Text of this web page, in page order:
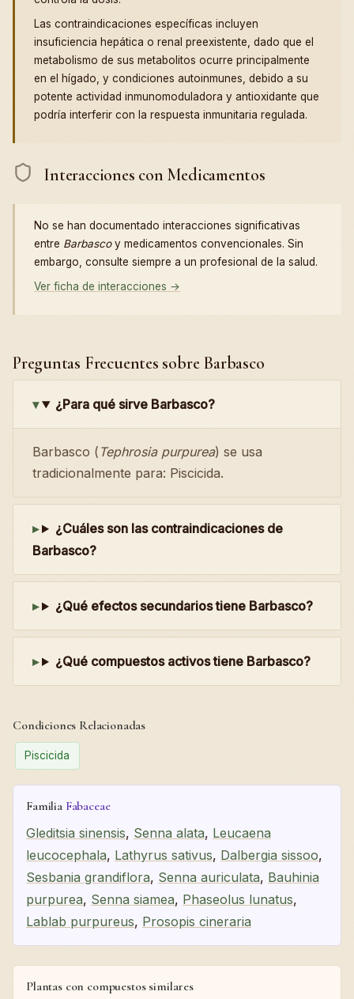
Las contraindicaciones específicas incluyen
insuficiencia hepática o renal preexistente, dado que el
metabolismo de sus metabolitos ocurre principalmente
en el hígado, y condiciones autoinmunes, debido a su
potente actividad inmunomoduladora y antioxidante que
podría interferir con la respuesta inmunitaria regulada.
Interacciones con Medicamentos
No se han documentado interacciones significativas
entre Barbascoy medicamentos convencionales. Sin
embargo, consulte siempre a un profesional de la salud.
Ver ficha de interacciones →
Preguntas Frecuentes sobre Barbasco
¿Para qué sirve Barbasco?
Barbasco ( Tephrosia purpurea) se usa
tradicionalmente para: Piscicida.
¿Cuáles son las contraindicaciones de
Barbasco?
¿Qué efectos secundarios tiene Barbasco?
¿Qué compuestos activos tiene Barbasco?
Condiciones Relacionadas
Piscicida
Familia Fabaceae
Gleditsia sinensis, Senna alata, Leucaena
leucocephala, Lathyrus sativus, Dalbergia sissoo,
Sesbania grandiflora, Senna auriculata, Bauhinia
purpurea, Senna siamea, Phaseolus lunatus,
Lablab purpureus, Prosopis cineraria
Plantas con compuestos similares